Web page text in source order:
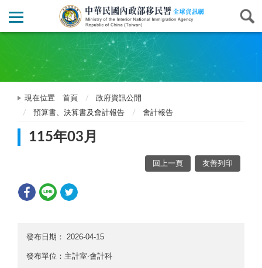
現在位置 首頁
政府資訊公開
預算書、決算書及會計報告
會計報告
115年03月
回上一頁 友善列印
發布日期： 2026-04-15
發布單位：主計室‧會計科